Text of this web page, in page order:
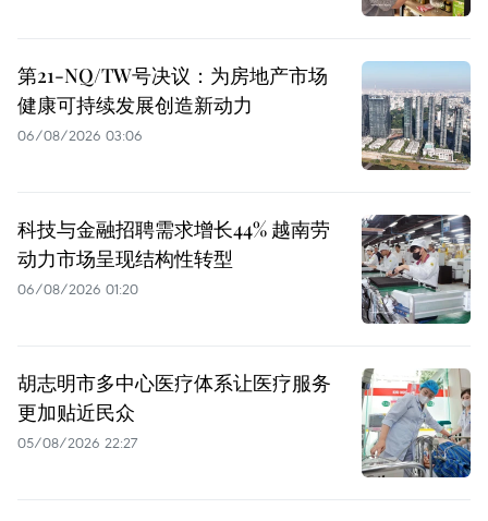
第21-NQ/TW号决议：为房地产市场
健康可持续发展创造新动力
06/08/2026 03:06
科技与金融招聘需求增长44% 越南劳
动力市场呈现结构性转型
06/08/2026 01:20
胡志明市多中心医疗体系让医疗服务
更加贴近民众
05/08/2026 22:27